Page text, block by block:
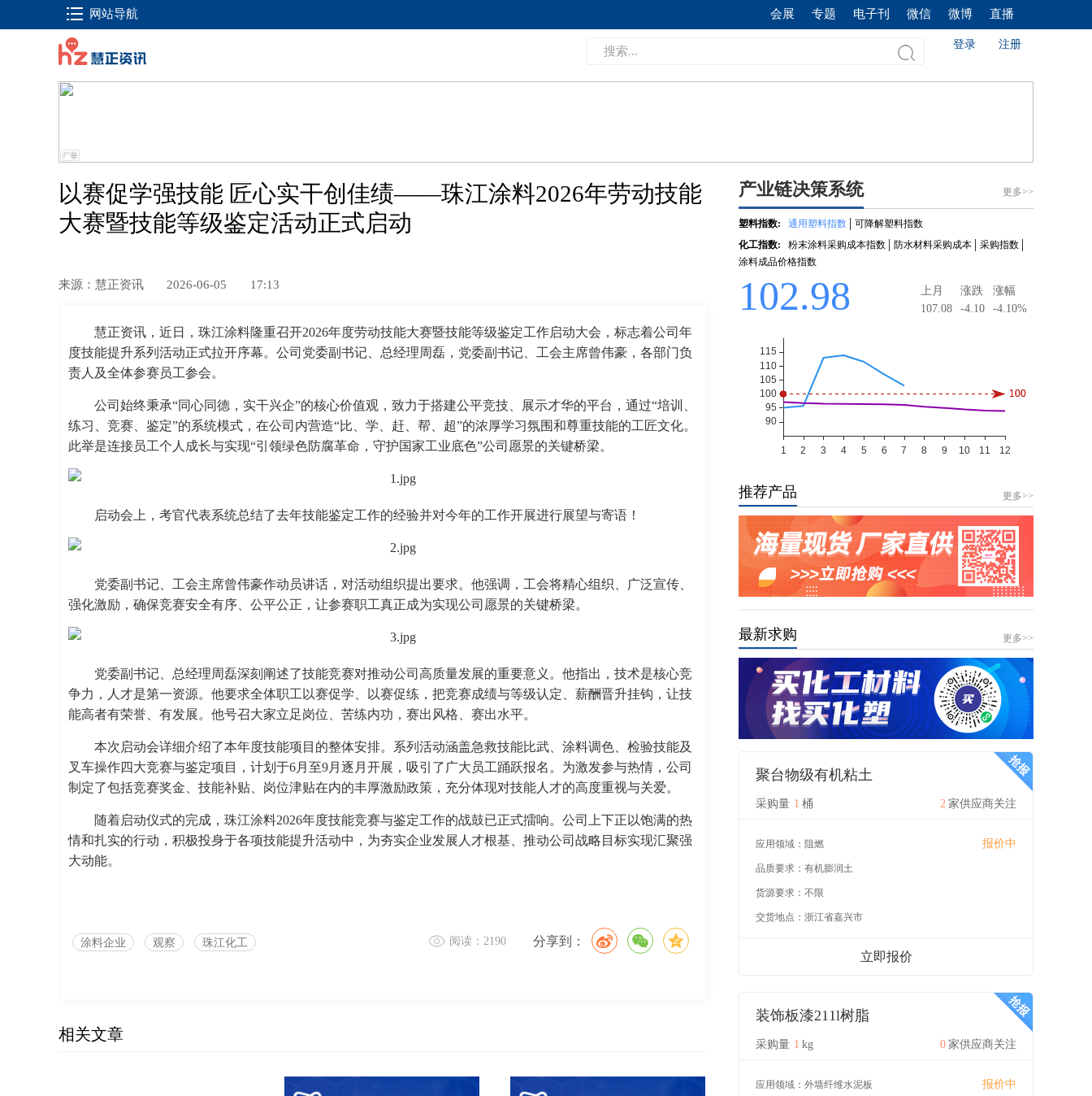
网站导航 会展 专题 电子刊 微信 微博 直播
登录 注册
以赛促学强技能 匠心实干创佳绩——珠江涂料2026年劳动技能
大赛暨技能等级鉴定活动正式启动
来源：慧正资讯 2026-06-05 17:13
慧正资讯， 近日，珠江涂料隆重召开2026年度劳动技能大赛暨技能等级鉴定工作启动大会，标志着公司年
度技能提升系列活动正式拉开序幕。公司党委副书记、总经理周磊，党委副书记、工会主席曾伟豪，各部门负
责人及全体参赛员工参会。
公司始终秉承“同心同德，实干兴企”的核心价值观，致力于搭建公平竞技、展示才华的平台，通过“培训、
练习、竞赛、鉴定”的系统模式，在公司内营造“比、学、赶、帮、超”的浓厚学习氛围和尊重技能的工匠文化。
此举是连接员工个人成长与实现“引领绿色防腐革命，守护国家工业底色”公司愿景的关键桥梁。
启动会上，考官代表系统总结了去年技能鉴定工作的经验并对今年的工作开展进行展望与寄语！
党委副书记、工会主席曾伟豪作动员讲话，对活动组织提出要求。他强调，工会将精心组织、广泛宣传、
强化激励，确保竞赛安全有序、公平公正，让参赛职工真正成为实现公司愿景的关键桥梁。
党委副书记、总经理周磊深刻阐述了技能竞赛对推动公司高质量发展的重要意义。他指出，技术是核心竞
争力，人才是第一资源。他要求全体职工以赛促学、以赛促练，把竞赛成绩与等级认定、薪酬晋升挂钩，让技
能高者有荣誉、有发展。他号召大家立足岗位、苦练内功，赛出风格、赛出水平。
本次启动会详细介绍了本年度技能项目的整体安排。系列活动涵盖急救技能比武、涂料调色、检验技能及
叉车操作四大竞赛与鉴定项目，计划于6月至9月逐月开展，吸引了广大员工踊跃报名。为激发参与热情，公司
制定了包括竞赛奖金、技能补贴、岗位津贴在内的丰厚激励政策，充分体现对技能人才的高度重视与关爱。
随着启动仪式的完成，珠江涂料2026年度技能竞赛与鉴定工作的战鼓已正式擂响。公司上下正以饱满的热
情和扎实的行动，积极投身于各项技能提升活动中，为夯实企业发展人才根基、推动公司战略目标实现汇聚强
大动能。
涂料企业 观察 珠江化工 阅读：2190 分享到：
相关文章
推荐产品 更多>>
最新求购 更多>>
聚台物级有机粘土
采购量 1 桶 2 家供应商关注
应用领域： 阻燃 报价中
品质要求： 有机膨润土
货源要求： 不限
交货地点： 浙江省嘉兴市
立即报价
装饰板漆211l树脂
采购量 1 kg 0 家供应商关注
应用领域： 外墙纤维水泥板 报价中